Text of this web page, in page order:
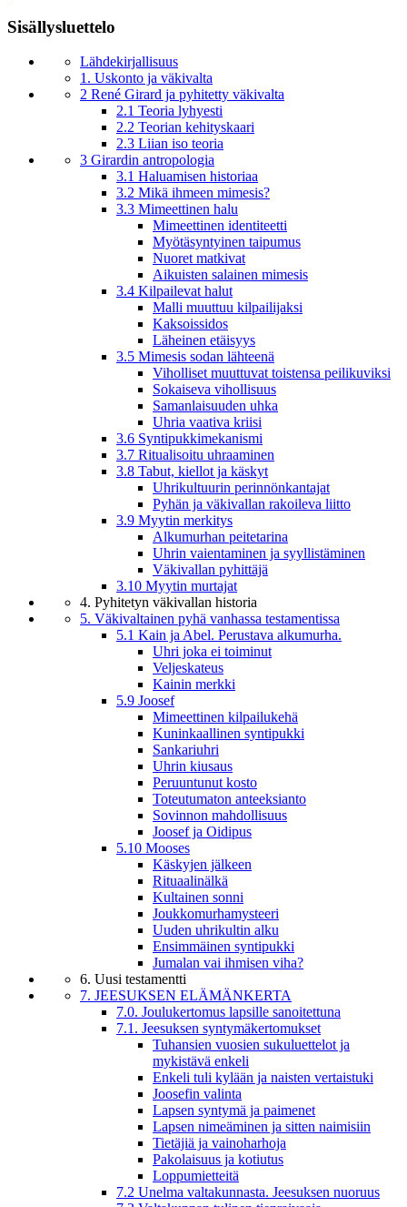
Sisällysluettelo
Lähdekirjallisuus
1. Uskonto ja väkivalta
2 René Girard ja pyhitetty väkivalta
2.1 Teoria lyhyesti
2.2 Teorian kehityskaari
2.3 Liian iso teoria
3 Girardin antropologia
3.1 Haluamisen historiaa
3.2 Mikä ihmeen mimesis?
3.3 Mimeettinen halu
Mimeettinen identiteetti
Myötäsyntyinen taipumus
Nuoret matkivat
Aikuisten salainen mimesis
3.4 Kilpailevat halut
Malli muuttuu kilpailijaksi
Kaksoissidos
Läheinen etäisyys
3.5 Mimesis sodan lähteenä
Viholliset muuttuvat toistensa peilikuviksi
Sokaiseva vihollisuus
Samanlaisuuden uhka
Uhria vaativa kriisi
3.6 Syntipukkimekanismi
3.7 Ritualisoitu uhraaminen
3.8 Tabut, kiellot ja käskyt
Uhrikultuurin perinnönkantajat
Pyhän ja väkivallan rakoileva liitto
3.9 Myytin merkitys
Alkumurhan peitetarina
Uhrin vaientaminen ja syyllistäminen
Väkivallan pyhittäjä
3.10 Myytin murtajat
4. Pyhitetyn väkivallan historia
5. Väkivaltainen pyhä vanhassa testamentissa
5.1 Kain ja Abel. Perustava alkumurha.
Uhri joka ei toiminut
Veljeskateus
Kainin merkki
5.9 Joosef
Mimeettinen kilpailukehä
Kuninkaallinen syntipukki
Sankariuhri
Uhrin kiusaus
Peruuntunut kosto
Toteutumaton anteeksianto
Sovinnon mahdollisuus
Joosef ja Oidipus
5.10 Mooses
Käskyjen jälkeen
Rituaalinälkä
Kultainen sonni
Joukkomurhamysteeri
Uuden uhrikultin alku
Ensimmäinen syntipukki
Jumalan vai ihmisen viha?
6. Uusi testamentti
7. JEESUKSEN ELÄMÄNKERTA
7.0. Joulukertomus lapsille sanoitettuna
7.1. Jeesuksen syntymäkertomukset
Tuhansien vuosien sukuluettelot ja
mykistävä enkeli
Enkeli tuli kylään ja naisten vertaistuki
Joosefin valinta
Lapsen syntymä ja paimenet
Lapsen nimeäminen ja sitten naimisiin
Tietäjiä ja vainoharhoja
Pakolaisuus ja kotiutus
Loppumietteitä
7.2 Unelma valtakunnasta. Jeesuksen nuoruus